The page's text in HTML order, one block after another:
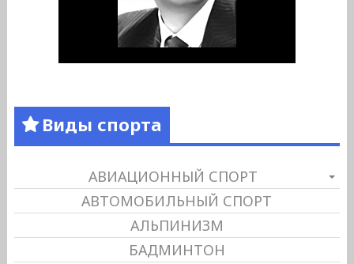
Виды спорта
АВИАЦИОННЫЙ СПОРТ
АВТОМОБИЛЬНЫЙ СПОРТ
АЛЬПИНИЗМ
БАДМИНТОН